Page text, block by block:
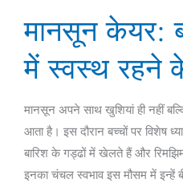
मानसून केयर:
में स्वस्थ रहने
मानसून अपने साथ खुशियां ही नहीं
आता है। इस दौरान बच्चों पर विशेष
बारिश के गड्ढों में खेलते हैं और
इनका चंचल स्वभाव इस मौसम में इन्हें
केयर:
के
में
स्वस्थ
रहने
के